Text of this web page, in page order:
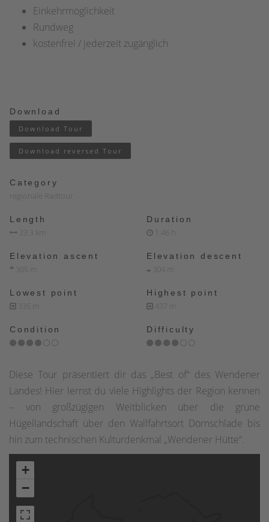
Einkehrmöglichkeit
Rundweg
kostenfrei / jederzeit zugänglich
Download
Download Tour
Download reversed Tour
Category
regionale Radtour
Length
23.3 km
Duration
1:46 h
Elevation ascent
305 m
Elevation descent
304 m
Lowest point
335 m
Highest point
437 m
Condition Difficulty
Diese Tour präsentiert dir das „Best of“ des Wendener
Landes! Hier lernst du viele Highlights der Region kennen
– von großzügigen Weitblicken über die grüne
Hügellandschaft über den Wallfahrtsort Dörnschlade bis
hin zum technischen Kulturdenkmal „Wendener Hütte“.
+
−